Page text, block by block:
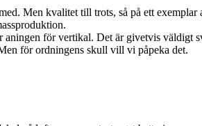
Men kvalitet till trots, så på ett exemplar
för vertikal. Det är givetvis väldigt
för ordningens skull vill vi påpeka det.